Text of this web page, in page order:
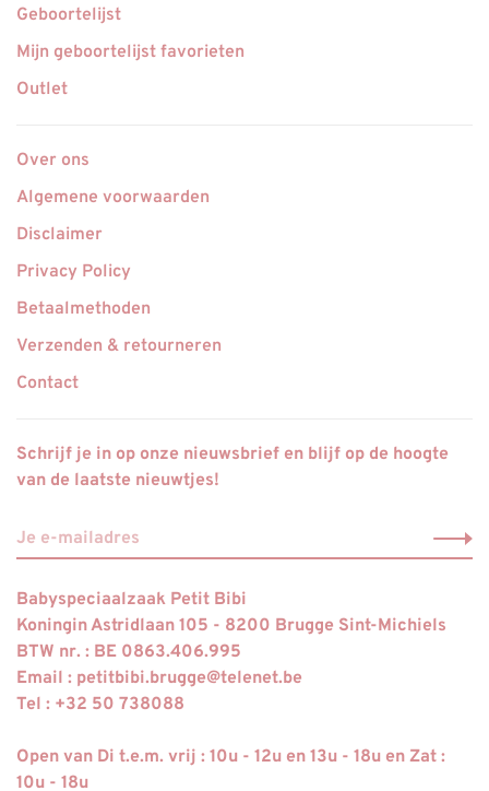
Geboortelijst
Mijn geboortelijst favorieten
Outlet
Over ons
Algemene voorwaarden
Disclaimer
Privacy Policy
Betaalmethoden
Verzenden & retourneren
Contact
Schrijf je in op onze nieuwsbrief en blijf op de hoogte
van de laatste nieuwtjes!
Babyspeciaalzaak Petit Bibi
Koningin Astridlaan 105 - 8200 Brugge Sint-Michiels
BTW nr. : BE 0863.406.995
Email : petitbibi.brugge@telenet.be
Tel : +32 50 738088
Open van Di t.e.m. vrij : 10u - 12u en 13u - 18u en Zat :
10u - 18u